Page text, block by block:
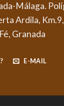
Málaga.
Ardila,
Granada
E-MAIL